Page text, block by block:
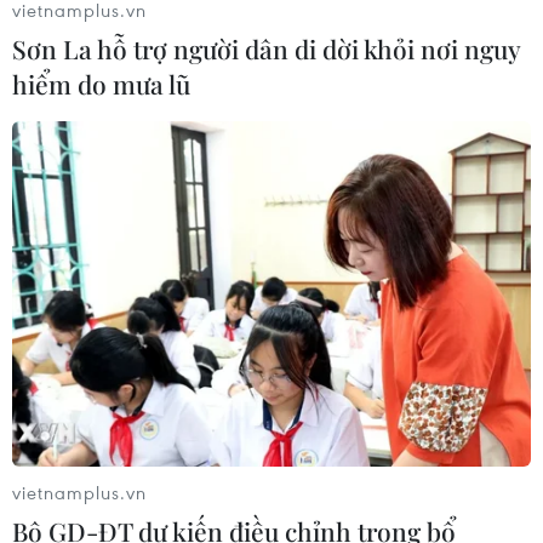
CƠ QUAN CHỦ QUẢN: THÔNG TẤN XÃ VIỆT NAM
Tổng Biên tập: TRẦN TIẾN DUẨN
Phó Tổng Biên tập: NGUYỄN THỊ TÁM, KHÚC THANH
THỦY
Sở hữu trí tuệ
Quy định sử dụng
RSS
Hỗ trợ
Ngôn ngữ
Dịch vụ tin
Quảng cáo
vietnamplus.vn
Sơn La hỗ trợ người dân di dời khỏi nơi nguy
hiểm do mưa lũ
vietnamplus.vn
Bộ GD-ĐT dự kiến điều chỉnh trong bổ